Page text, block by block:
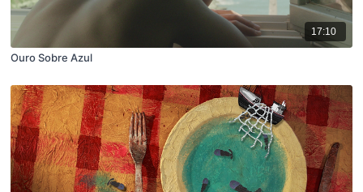
17:10
Ouro Sobre Azul